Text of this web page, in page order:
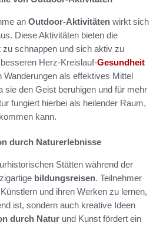
an Outdoor-Aktivitäten wirkt sich
Diese Aktivitäten bieten die
schnappen und sich aktiv zu
Herz-Kreislauf-Gesundheit
Wanderungen als effektives Mittel
sie den Geist beruhigen und für mehr
fungiert hierbei als heilender Raum,
kann.
durch Naturerlebnisse
Stätten während der
bildungsreisen. Teilnehmer
und ihren Werken zu lernen,
ist, sondern auch kreative Ideen
durch Natur und Kunst fördert ein